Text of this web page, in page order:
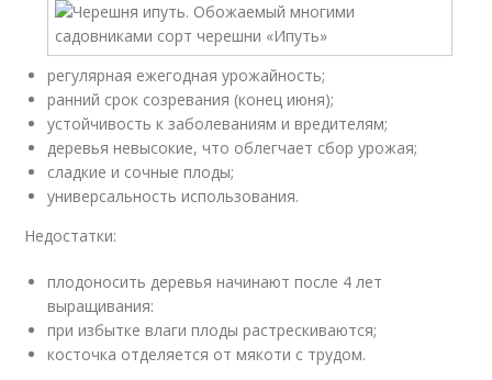
регулярная ежегодная урожайность;
ранний срок созревания (конец июня);
устойчивость к заболеваниям и вредителям;
деревья невысокие, что облегчает сбор урожая;
сладкие и сочные плоды;
универсальность использования.
Недостатки:
плодоносить деревья начинают после 4 лет
выращивания:
при избытке влаги плоды растрескиваются;
косточка отделяется от мякоти с трудом.